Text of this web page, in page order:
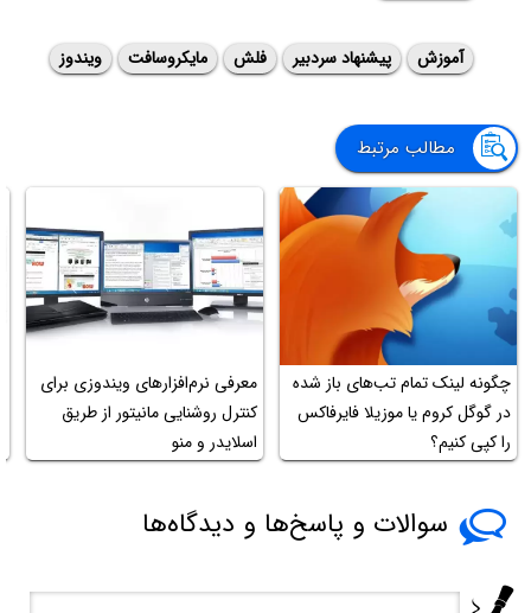
آموزش پیشنهاد سردبیر فلش مایکروسافت ویندوز
مطالب مرتبط
چگونه لینک تمام تب‌های باز شده
در گوگل کروم یا موزیلا فایرفاکس
را کپی کنیم؟
معرفی نرم‌افزارهای ویندوزی برای
کنترل روشنایی مانیتور از طریق
اسلایدر و منو
سوالات و پاسخ‌ها و دیدگاه‌ها